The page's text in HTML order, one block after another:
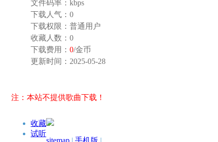
文件码率： kbps
下载人气： 0
下载权限： 普通用户
收藏人数： 0
下载费用： 0/金币
更新时间： 2025-05-28
注：本站不提供歌曲下载！
收藏
试听
sitemap | 手机版 |